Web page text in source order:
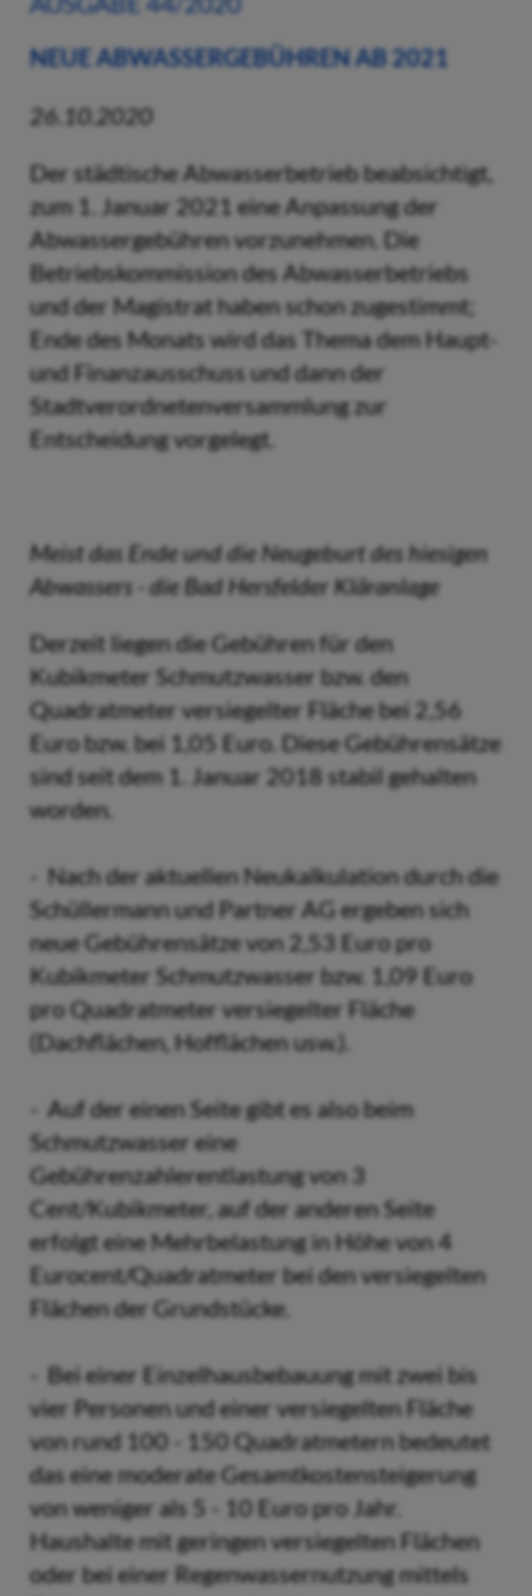
NEUE ABWASSERGEBÜHREN AB 2021
26.10.2020
Der städtische Abwasserbetrieb beabsichtigt,
zum 1. Januar 2021 eine Anpassung der
Abwassergebühren vorzunehmen. Die
Betriebskommission des Abwasserbetriebs
und der Magistrat haben schon zugestimmt;
Ende des Monats wird das Thema dem Haupt-
und Finanzausschuss und dann der
Stadtverordnetenversammlung zur
Entscheidung vorgelegt.
Meist das Ende und die Neugeburt des hiesigen
Abwassers - die Bad Hersfelder Kläranlage
Derzeit liegen die Gebühren für den
Kubikmeter Schmutzwasser bzw. den
Quadratmeter versiegelter Fläche bei 2,56
Euro bzw. bei 1,05 Euro. Diese Gebührensätze
sind seit dem 1. Januar 2018 stabil gehalten
worden.
- Nach der aktuellen Neukalkulation durch die
Schüllermann und Partner AG ergeben sich
neue Gebührensätze von 2,53 Euro pro
Kubikmeter Schmutzwasser bzw. 1,09 Euro
pro Quadratmeter versiegelter Fläche
(Dachflächen, Hofflächen usw.).
- Auf der einen Seite gibt es also beim
Schmutzwasser eine
Gebührenzahlerentlastung von 3
Cent/Kubikmeter, auf der anderen Seite
erfolgt eine Mehrbelastung in Höhe von 4
Eurocent/Quadratmeter bei den versiegelten
Flächen der Grundstücke.
- Bei einer Einzelhausbebauung mit zwei bis
vier Personen und einer versiegelten Fläche
von rund 100 - 150 Quadratmetern bedeutet
das eine moderate Gesamtkostensteigerung
von weniger als 5 - 10 Euro pro Jahr.
Haushalte mit geringen versiegelten Flächen
oder bei einer Regenwassernutzung mittels